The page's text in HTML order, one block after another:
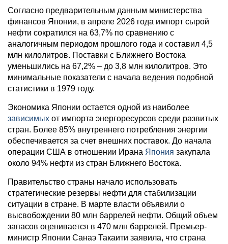
Согласно предварительным данным министерства
финансов Японии, в апреле 2026 года импорт сырой
нефти сократился на 63,7% по сравнению с
аналогичным периодом прошлого года и составил 4,5
млн килолитров. Поставки с Ближнего Востока
уменьшились на 67,2% – до 3,8 млн килолитров. Это
минимальные показатели с начала ведения подобной
статистики в 1979 году.
Экономика Японии остается одной из наиболее
зависимых от импорта энергоресурсов среди развитых
стран. Более 85% внутреннего потребления энергии
обеспечивается за счет внешних поставок. До начала
операции США в отношении Ирана Япония закупала
около 94% нефти из стран Ближнего Востока.
Правительство страны начало использовать
стратегические резервы нефти для стабилизации
ситуации в стране. В марте власти объявили о
высвобождении 80 млн баррелей нефти. Общий объем
запасов оценивается в 470 млн баррелей. Премьер-
министр Японии Санаэ Такаити заявила, что страна